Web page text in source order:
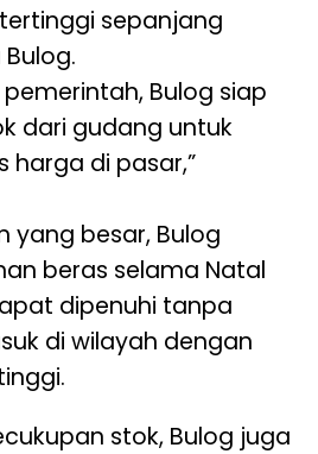
sepanjang
Bulog siap
dari gudang untuk
harga di pasar,”
yang besar, Bulog
beras selama Natal
dipenuhi tanpa
di wilayah dengan
stok, Bulog juga